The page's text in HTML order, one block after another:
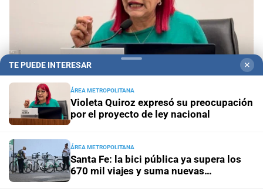
Ciudad de Santa Fe
preocupación por el proyecto de ley nacional
Movilidad sustentable Santa Fe: la bici pública ya supera
TE PUEDE INTERESAR ✕
ÁREA METROPOLITANA
Violeta Quiroz expresó su preocupación
por el proyecto de ley nacional
ÁREA METROPOLITANA
Santa Fe: la bici pública ya supera los
670 mil viajes y suma nuevas